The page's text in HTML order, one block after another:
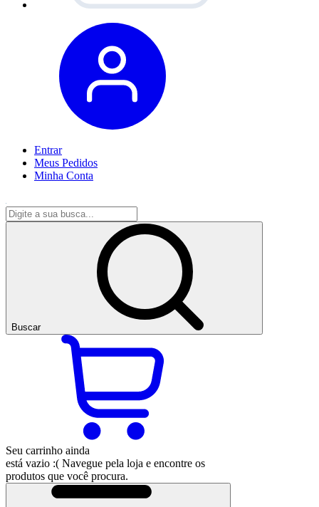
Entrar
Meus Pedidos
Minha Conta
Buscar
Seu carrinho ainda
está vazio :( Navegue pela loja e encontre os
produtos que você procura.